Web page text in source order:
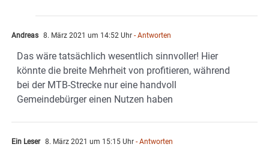
Andreas 8. März 2021 um 14:52 Uhr - Antworten
Das wäre tatsächlich wesentlich sinnvoller! Hier
könnte die breite Mehrheit von profitieren, während
bei der MTB-Strecke nur eine handvoll
Gemeindebürger einen Nutzen haben
Ein Leser 8. März 2021 um 15:15 Uhr - Antworten